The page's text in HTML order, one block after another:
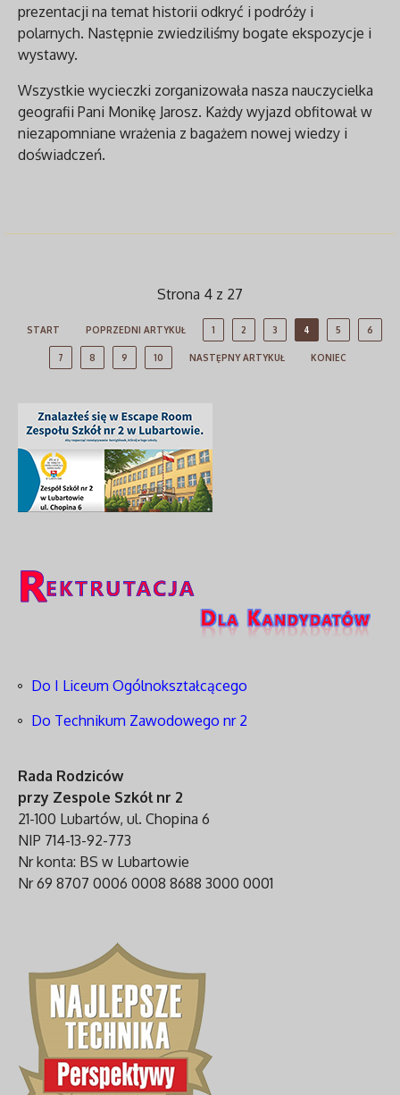
prezentacji na temat historii odkryć i podróży i
polarnych. Następnie zwiedziliśmy bogate ekspozycje i
wystawy.
Wszystkie wycieczki zorganizowała nasza nauczycielka
geografii Pani Monikę Jarosz. Każdy wyjazd obfitował w
niezapomniane wrażenia z bagażem nowej wiedzy i
doświadczeń.
Strona 4 z 27
START POPRZEDNI ARTYKUŁ 1 2 3 4 5 6
7 8 9 10 NASTĘPNY ARTYKUŁ KONIEC
Do I Liceum Ogólnokształcącego
Do Technikum Zawodowego nr 2
Rada Rodziców
przy Zespole Szkół nr 2
21-100 Lubartów, ul. Chopina 6
NIP 714-13-92-773
Nr konta: BS w Lubartowie
Nr 69 8707 0006 0008 8688 3000 0001